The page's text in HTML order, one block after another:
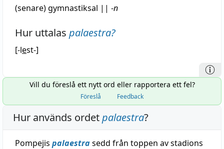
(senare) gymnastiksal || -n
Hur uttalas palaestra?
[-lest-]
Vill du föreslå ett nytt ord eller rapportera ett fel?
Föreslå Feedback
Hur används ordetpalaestra?
Pompejis palaestrasedd från toppen av stadions